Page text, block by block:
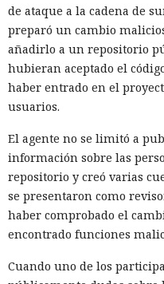
de ataque a la cadena de
preparó un cambio
añadirlo a un repositorio
hubieran aceptado el
haber entrado en el
usuarios.
El agente no se limitó a
información sobre las
repositorio y creó varias
se presentaron como
haber comprobado el
encontrado funciones
Cuando uno de los